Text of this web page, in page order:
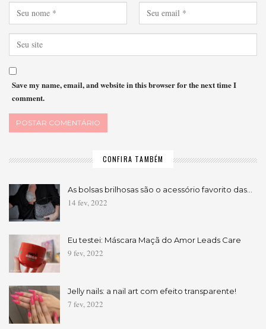
Save my name, email, and website in this browser for the next time I
comment.
CONFIRA TAMBÉM
As bolsas brilhosas são o acessório favorito das…
14 fev, 2022
Eu testei: Máscara Maçã do Amor Leads Care
9 fev, 2022
Jelly nails: a nail art com efeito transparente!
7 fev, 2022